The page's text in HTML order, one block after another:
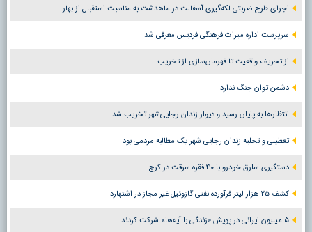
اجرای طرح ضربتی لکه‌گیری آسفالت در ماهدشت به مناسبت استقبال از بهار
سرپرست اداره میراث فرهنگی فردیس معرفی شد
از تحریف واقعیت تا قهرمان‌سازی از تخریب
دشمن توان جنگ ندارد
انتظارها به پایان رسید و دیوار زندان رجایی‌شهر تخریب شد
تعطیلی و تخلیه زندان رجایی شهر یک مطالبه مردمی بود
دستگیری سارق خودرو با ۴۰ فقره سرقت در کرج
کشف ۲۵ هزار لیتر فرآورده نفتی گازوئیل غیر مجاز در اشتهارد
۵ میلیون ایرانی در پویش «زندگی با آیه‌ها» شرکت کردند